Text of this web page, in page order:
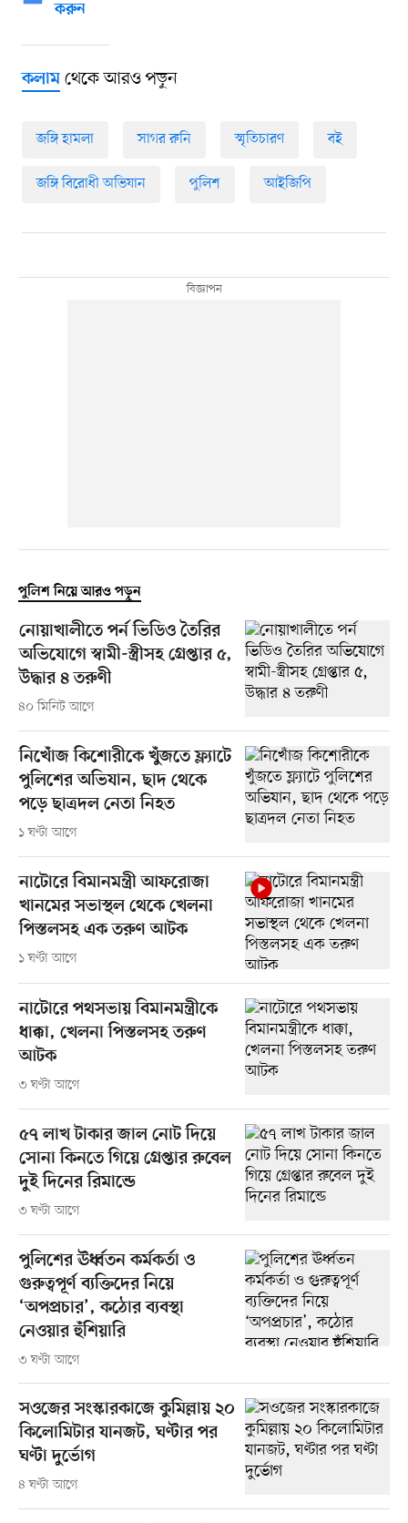
করুন
কলামথেকে আরও পড়ুন
জঙ্গি হামলা সাগর রুনি স্মৃতিচারণ বই
জঙ্গি বিরোধী অভিযান পুলিশ আইজিপি
পুলিশ নিয়ে আরও পড়ুন
নোয়াখালীতে পর্ন ভিডিও তৈরির
অভিযোগে স্বামী-স্ত্রীসহ গ্রেপ্তার ৫,
উদ্ধার ৪ তরুণী
৪০ মিনিট আগে
নিখোঁজ কিশোরীকে খুঁজতে ফ্ল্যাটে
পুলিশের অভিযান, ছাদ থেকে
পড়ে ছাত্রদল নেতা নিহত
১ ঘণ্টা আগে
নাটোরে বিমানমন্ত্রী আফরোজা
খানমের সভাস্থল থেকে খেলনা
পিস্তলসহ এক তরুণ আটক
১ ঘণ্টা আগে
নাটোরে পথসভায় বিমানমন্ত্রীকে
ধাক্কা, খেলনা পিস্তলসহ তরুণ
আটক
৩ ঘণ্টা আগে
৫৭ লাখ টাকার জাল নোট দিয়ে
সোনা কিনতে গিয়ে গ্রেপ্তার রুবেল
দুই দিনের রিমান্ডে
৩ ঘণ্টা আগে
পুলিশের ঊর্ধ্বতন কর্মকর্তা ও
গুরুত্বপূর্ণ ব্যক্তিদের নিয়ে
‘অপপ্রচার’, কঠোর ব্যবস্থা
নেওয়ার হুঁশিয়ারি
৩ ঘণ্টা আগে
সওজের সংস্কারকাজে কুমিল্লায় ২০
কিলোমিটার যানজট, ঘণ্টার পর
ঘণ্টা দুর্ভোগ
৪ ঘণ্টা আগে